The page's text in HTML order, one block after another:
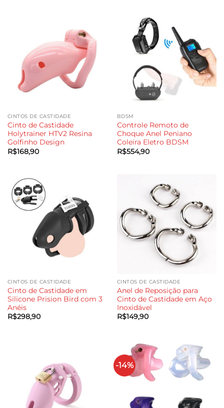
CINTOS DE CASTIDADE
Cinto de Castidade
Holytrainer HTV2 Resina
Golfinho Design
R$168,90
BDSM
Controle Remoto de
Choque Anel Peniano
Coleira Eletro BDSM
R$554,90
CINTOS DE CASTIDADE
Cinto de Castidade em
Silicone Prision Bird com 3
Anéis
R$298,90
CINTOS DE CASTIDADE
Anel de Reposição para
Cinto de Castidade em Aço
Inoxidável
R$149,90
-14%